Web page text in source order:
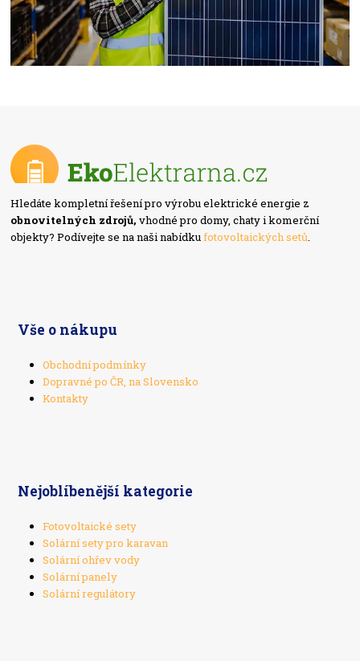
Hledáte kompletní řešení pro výrobu elektrické energie z
obnovitelných zdrojů, vhodné pro domy, chaty i komerční
objekty? Podívejte se na naši nabídkufotovoltaických setů.
Vše o nákupu
Obchodní podmínky
Dopravné po ČR, na Slovensko
Kontakty
Nejoblíbenější kategorie
Fotovoltaické sety
Solární sety pro karavan
Solární ohřev vody
Solární panely
Solární regulátory